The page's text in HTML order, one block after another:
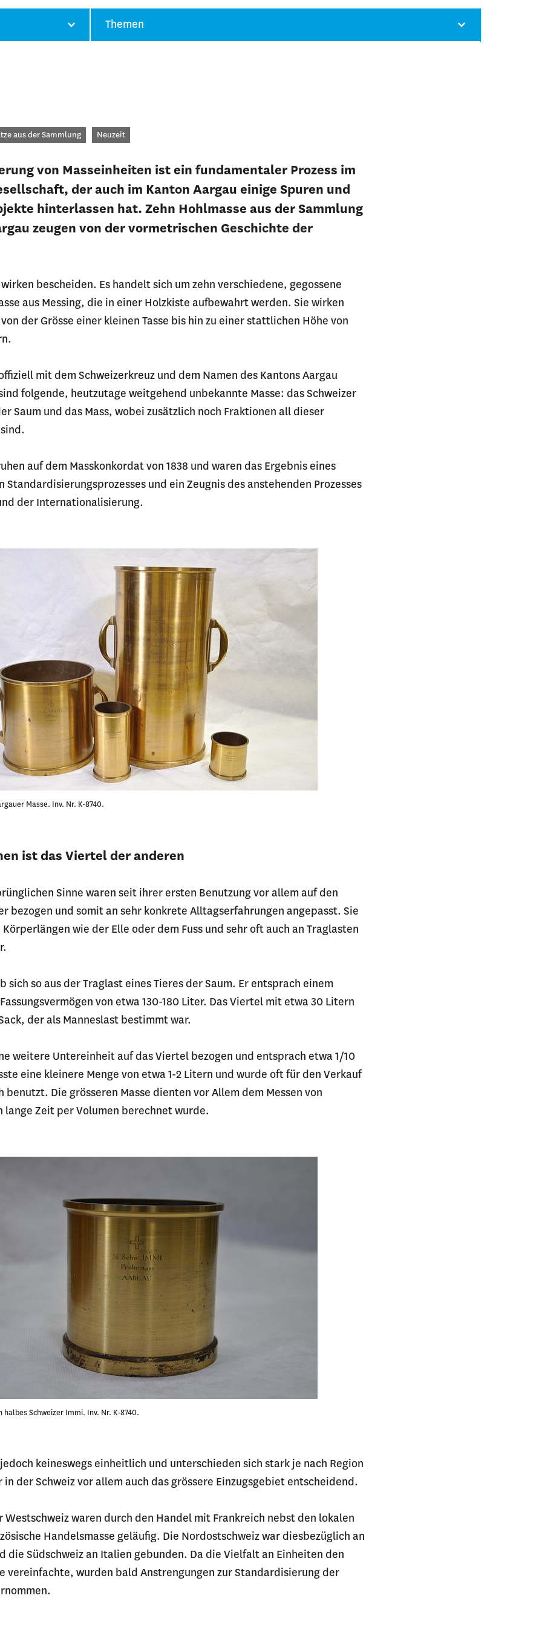
Themen
aus der Sammlung Neuzeit
von Masseinheiten ist ein fundamentaler Prozess im
der auch im Kanton Aargau einige Spuren und
hinterlassen hat. Zehn Hohlmasse aus der Sammlung
zeugen von der vormetrischen Geschichte der
bescheiden. Es handelt sich um zehn verschiedene, gegossene
aus Messing, die in einer Holzkiste aufbewahrt werden. Sie wirken
der Grösse einer kleinen Tasse bis hin zu einer stattlichen Höhe von
mit dem Schweizerkreuz und dem Namen des Kantons Aargau
folgende, heutzutage weitgehend unbekannte Masse: das Schweizer
Saum und das Mass, wobei zusätzlich noch Fraktionen all dieser
auf dem Masskonkordat von 1838 und waren das Ergebnis eines
Standardisierungsprozesses und ein Zeugnis des anstehenden Prozesses
der Internationalisierung.
Masse. Inv. Nr. K-8740.
ist das Viertel der anderen
Sinne waren seit ihrer ersten Benutzung vor allem auf den
bezogen und somit an sehr konkrete Alltagserfahrungen angepasst. Sie
wie der Elle oder dem Fuss und sehr oft auch an Traglasten
sich so aus der Traglast eines Tieres der Saum. Er entsprach einem
von etwa 130-180 Liter. Das Viertel mit etwa 30 Litern
der als Manneslast bestimmt war.
weitere Untereinheit auf das Viertel bezogen und entsprach etwa 1/10
eine kleinere Menge von etwa 1-2 Litern und wurde oft für den Verkauf
benutzt. Die grösseren Masse dienten vor Allem dem Messen von
lange Zeit per Volumen berechnet wurde.
halbes Schweizer Immi. Inv. Nr. K-8740.
keineswegs einheitlich und unterschieden sich stark je nach Region
in der Schweiz vor allem auch das grössere Einzugsgebiet entscheidend.
Westschweiz waren durch den Handel mit Frankreich nebst den lokalen
Handelsmasse geläufig. Die Nordostschweiz war diesbezüglich an
die Südschweiz an Italien gebunden. Da die Vielfalt an Einheiten den
vereinfachte, wurden bald Anstrengungen zur Standardisierung der